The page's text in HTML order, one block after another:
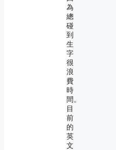
為
總
碰
到
生
字
很
浪
費
時
間。
目
前
的
英
文